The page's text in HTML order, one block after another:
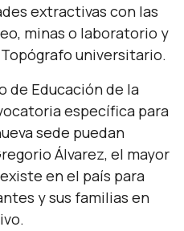
extractivas con las
minas o laboratorio y
universitario.
de Educación de la
específica para
sede puedan
Álvarez, el mayor
en el país para
y sus familias en